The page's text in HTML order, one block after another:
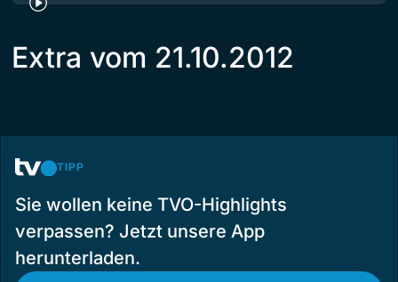
Extra vom 21.10.2012
TIPP
Sie wollen keine TVO-Highlights
verpassen? Jetzt unsere App
herunterladen.